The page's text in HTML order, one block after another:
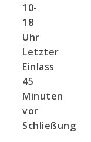
10-
18
Uhr
Letzter
Einlass
45
Minuten
vor
Schließung